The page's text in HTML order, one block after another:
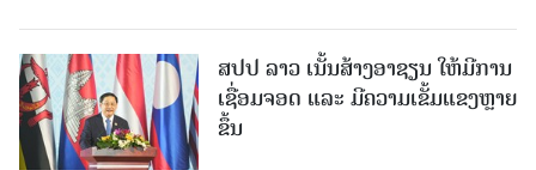
ສປປ ລາວ ເນັ້ນສ້າງອາຊຽນ ໃຫ້ມີການ
ເຊື່ອມຈອດ ແລະ ມີຄວາມເຂັ້ມແຂງຫຼາຍ
ຂຶ້ນ